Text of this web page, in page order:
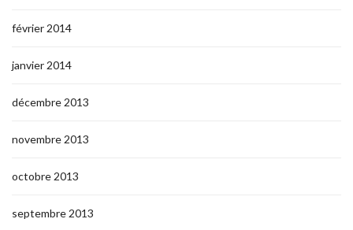
février 2014
janvier 2014
décembre 2013
novembre 2013
octobre 2013
septembre 2013